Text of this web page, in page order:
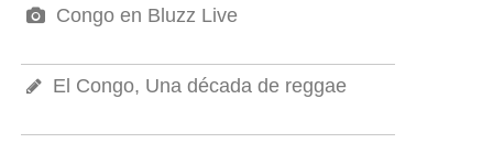
Congo en Bluzz Live
El Congo, Una década de reggae